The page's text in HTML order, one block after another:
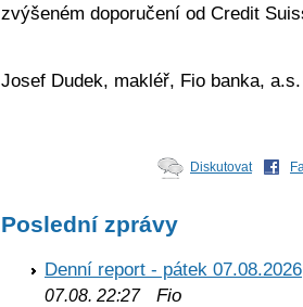
zvýšeném doporučení od Credit
Josef Dudek, makléř, Fio banka, a.s.
Diskutovat
Poslední zprávy
Denní report - pátek 07.08.2026
07.08. 22:27Fio